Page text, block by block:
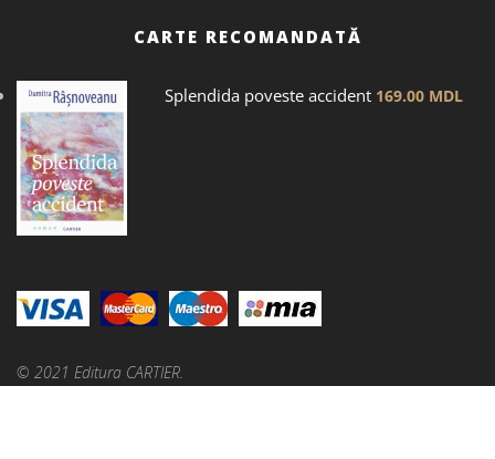
CARTE RECOMANDATĂ
Splendida poveste accident 169.00 MDL
© 2021 Editura CARTIER.